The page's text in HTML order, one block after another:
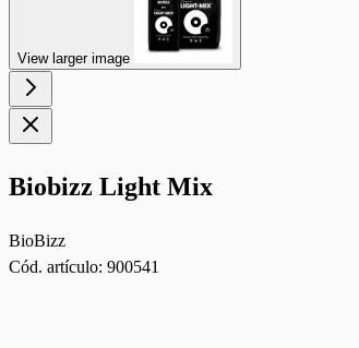
View larger image
Biobizz Light Mix
BioBizz
Cód. artículo: 900541